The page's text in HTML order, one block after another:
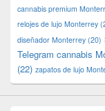
cannabis premium
relojes de lujo Monterrey
diseñador Monterrey (20)
Telegram cannabis
(22) zapatos de lujo